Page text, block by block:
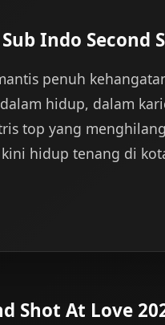
Indo Second
penuh
hidup, dalam
top yang
hidup tenang di
Shot At Love